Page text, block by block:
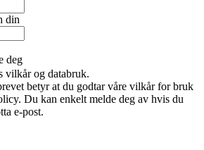
din
deg
vilkår og databruk.
betyr at du godtar våre vilkår for bruk
Du kan enkelt melde deg av hvis du
e-post.